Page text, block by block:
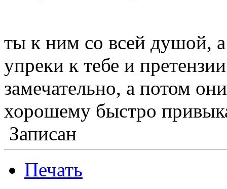
ты к ним со всей душой,
упреки к тебе и
замечательно, а потом
хорошему быстро
Записан
Печать